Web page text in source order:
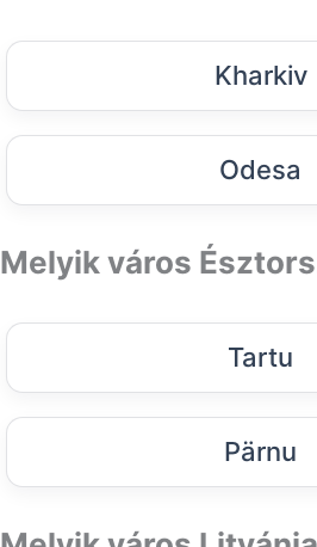
Kharkiv
Odesa
Melyik város
Tartu
Pärnu